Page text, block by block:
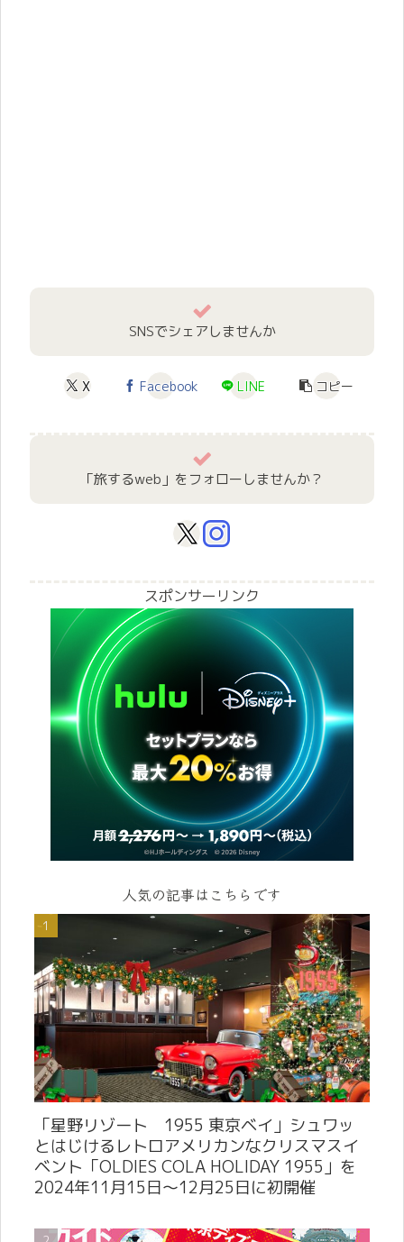
SNSでシェアしませんか
X Facebook LINE コピー
「旅するweb」をフォローしませんか？
スポンサーリンク
人気の記事はこちらです
「星野リゾート 1955 東京ベイ」シュワッ
とはじけるレトロアメリカンなクリスマスイ
ベント「OLDIES COLA HOLIDAY 1955」を
2024年11月15日～12月25日に初開催